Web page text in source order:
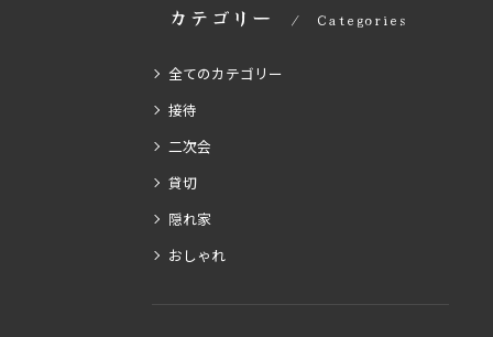
カテゴリー Categories
全てのカテゴリー
接待
二次会
貸切
隠れ家
おしゃれ